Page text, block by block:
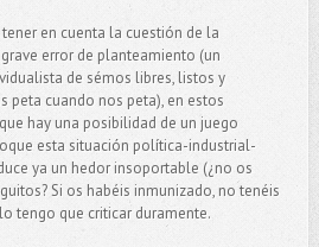
en cuenta la cuestión de la
error de planteamiento (un
de sémos libres, listos y
peta cuando nos peta), en estos
hay una posibilidad de un juego
esta situación política-industrial-
ya un hedor insoportable (¿no os
Si os habéis inmunizado, no tenéis
tengo que criticar duramente.